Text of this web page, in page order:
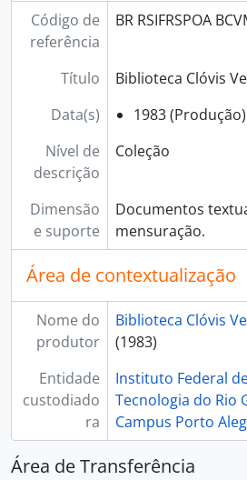
Código de
referência
BR RSIFRSPOA
Título
Biblioteca Clóvis
Data(s)
1983 (Produção)
Nível de
descrição
Coleção
Dimensão
e suporte
Documentos
mensuração.
Área de contextualização
Nome do
produtor
Biblioteca Clóvis
(1983)
Entidade
custodiado
ra
Instituto Federal
Tecnologia do Rio
Campus Porto
Área de Transferência